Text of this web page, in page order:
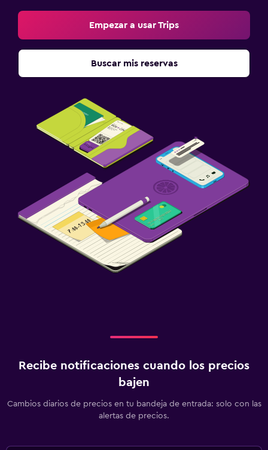
Empezar a usar Trips
Buscar mis reservas
Recibe notificaciones cuando los precios
bajen
Cambios diarios de precios en tu bandeja de entrada: solo con las
alertas de precios.